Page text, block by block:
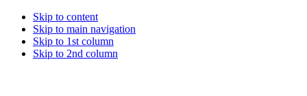
Skip to content
Skip to main navigation
Skip to 1st column
Skip to 2nd column